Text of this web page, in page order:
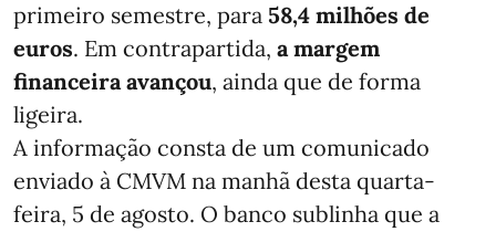
primeiro semestre, para 58,4 milhões de
euros. Em contrapartida, a margem
financeira avançou, ainda que de forma
ligeira.
A informação consta de um comunicado
enviado à CMVM na manhã desta quarta-
feira, 5 de agosto. O banco sublinha que a